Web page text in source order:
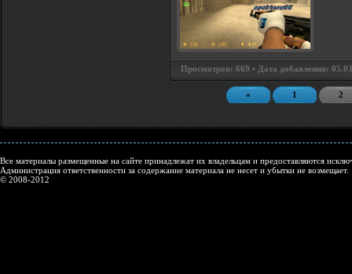
Просмотров: 669 • Дата добавления:
« 1 2
Все материалы размещенные на сайте принадлежат их владельцам и предоставляются
Администрация ответственности за содержание материала не несет и убытки не возмещает.
© 2008-2012